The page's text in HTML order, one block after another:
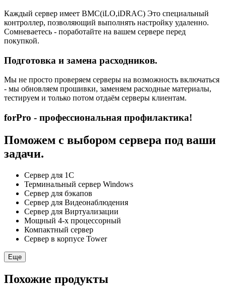
Каждый сервер имеет BMC(iLO,iDRAC) Это специальный
контроллер, позволяющий выполнять настройку удаленно.
Сомневаетесь - поработайте на вашем сервере перед
покупкой.
Подготовка и замена расходников.
Мы не просто проверяем серверы на возможность включаться
- мы обновляем прошивки, заменяем расходные материалы,
тестируем и только потом отдаём серверы клиентам.
forPro - профессиональная профилактика!
Поможем с выбором сервера под ваши
задачи.
Сервер для 1С
Терминальный сервер Windows
Сервер для бэкапов
Сервер для Видеонаблюдения
Сервер для Виртуализации
Мощный 4-х процессорный
Компактный сервер
Сервер в корпусе Tower
Еще
Похожие продукты